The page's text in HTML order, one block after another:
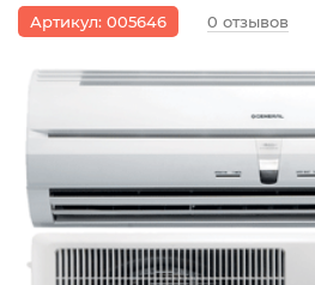
Артикул: 005646 0 отзывов